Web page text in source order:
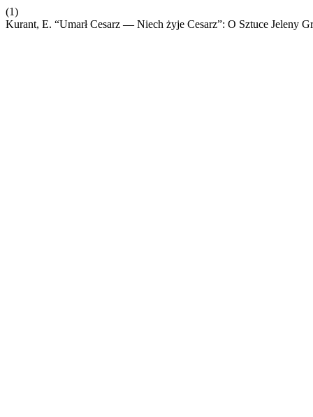
(1)
Kurant, E. “Umarł Cesarz — Niech żyje Cesarz”: O Sztuce